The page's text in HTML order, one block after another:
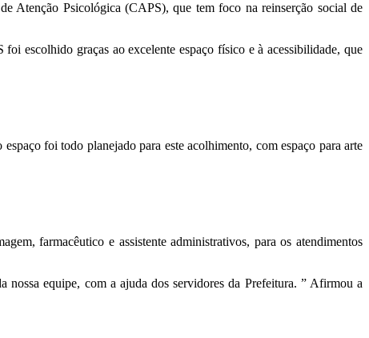
Atenção Psicológica (CAPS), que tem foco na reinserção social de
escolhido graças ao excelente espaço físico e à acessibilidade, que
foi todo planejado para este acolhimento, com espaço para arte
farmacêutico e assistente administrativos, para os atendimentos
nossa equipe, com a ajuda dos servidores da Prefeitura. ” Afirmou a